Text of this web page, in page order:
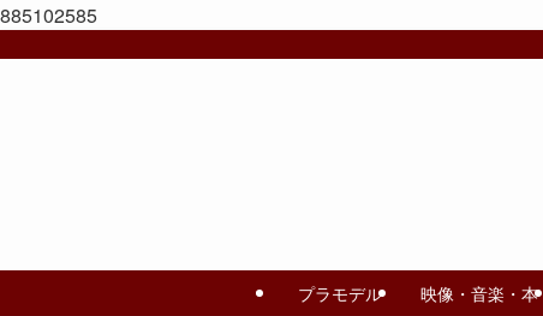
885102585
プラモデル 映像・音楽・本